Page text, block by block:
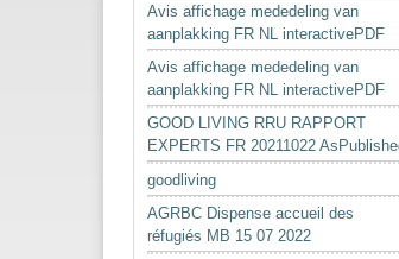
Avis affichage mededeling van
aanplakking FR NL interactivePDF
Avis affichage mededeling van
aanplakking FR NL interactivePDF
GOOD LIVING RRU RAPPORT
EXPERTS FR 20211022
goodliving
AGRBC Dispense accueil des
réfugiés MB 15 07 2022